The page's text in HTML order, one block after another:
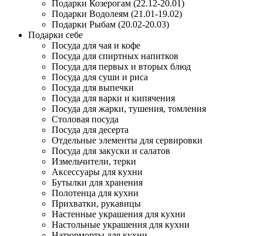
Подарки Козерогам (22.12-20.01)
Подарки Водолеям (21.01-19.02)
Подарки Рыбам (20.02-20.03)
Подарки себе
Посуда для чая и кофе
Посуда для спиртных напитков
Посуда для первых и вторых блюд
Посуда для суши и риса
Посуда для выпечки
Посуда для варки и кипячения
Посуда для жарки, тушения, томления
Столовая посуда
Посуда для десерта
Отдельные элементы для сервировки
Посуда для закуски и салатов
Измельчители, терки
Аксессуары для кухни
Бутылки для хранения
Полотенца для кухни
Прихватки, рукавицы
Настенные украшения для кухни
Настольные украшения для кухни